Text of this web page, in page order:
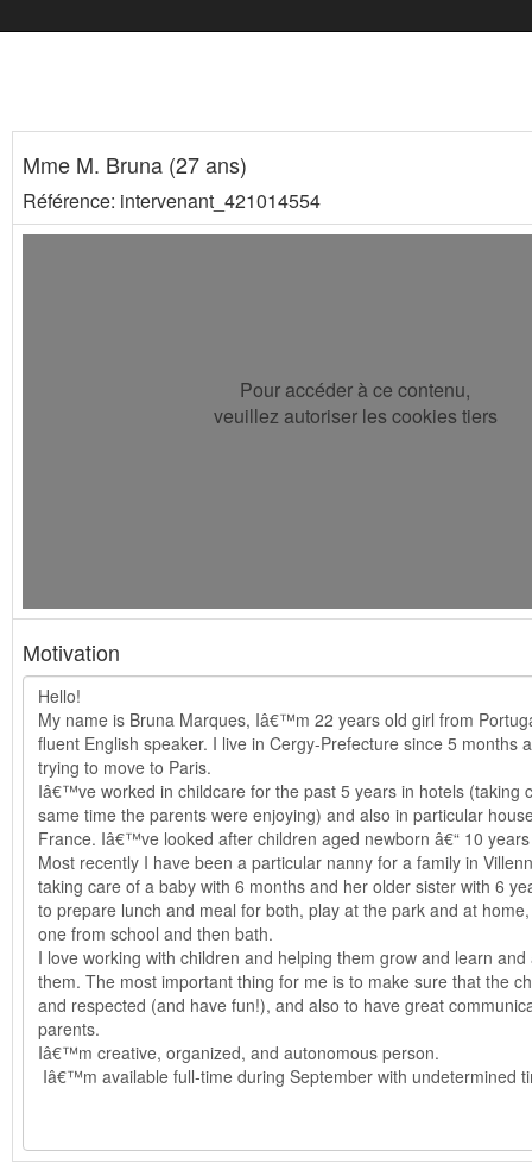
Mme M. Bruna (27 ans)
Référence: intervenant_421014554
Pour accéder à ce contenu,
veuillez autoriser les cookies tiers
Motivation